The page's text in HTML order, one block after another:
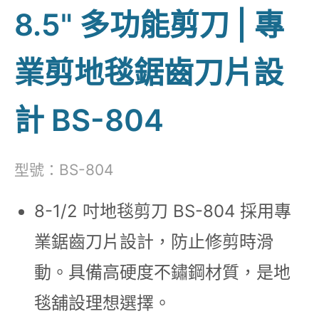
8.5" 多功能剪刀 | 專
業剪地毯鋸齒刀片設
計 BS-804
型號：BS-804
8-1/2 吋地毯剪刀 BS-804 採用專
業鋸齒刀片設計，防止修剪時滑
動。具備高硬度不鏽鋼材質，是地
毯舖設理想選擇。